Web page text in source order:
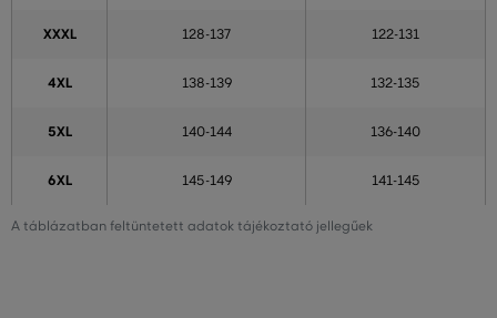
A táblázatban feltüntetett adatok tájékoztató jellegűek
XXXL 128-137 122-131
4XL 138-139 132-135
5XL 140-144 136-140
6XL 145-149 141-145